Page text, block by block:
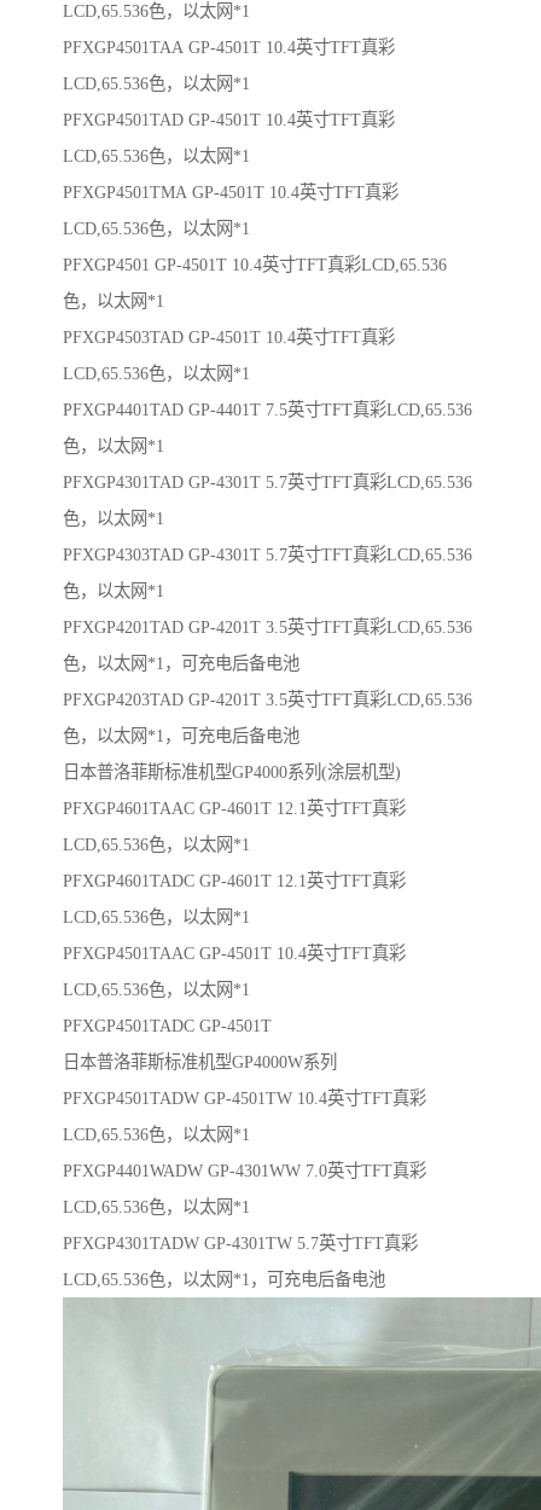
LCD,65.536色，以太网*1
PFXGP4501TAA GP-4501T 10.4英寸TFT真彩
LCD,65.536色，以太网*1
PFXGP4501TAD GP-4501T 10.4英寸TFT真彩
LCD,65.536色，以太网*1
PFXGP4501TMA GP-4501T 10.4英寸TFT真彩
LCD,65.536色，以太网*1
PFXGP4501 GP-4501T 10.4英寸TFT真彩LCD,65.536
色，以太网*1
PFXGP4503TAD GP-4501T 10.4英寸TFT真彩
LCD,65.536色，以太网*1
PFXGP4401TAD GP-4401T 7.5英寸TFT真彩LCD,65.536
色，以太网*1
PFXGP4301TAD GP-4301T 5.7英寸TFT真彩LCD,65.536
色，以太网*1
PFXGP4303TAD GP-4301T 5.7英寸TFT真彩LCD,65.536
色，以太网*1
PFXGP4201TAD GP-4201T 3.5英寸TFT真彩LCD,65.536
色，以太网*1，可充电后备电池
PFXGP4203TAD GP-4201T 3.5英寸TFT真彩LCD,65.536
色，以太网*1，可充电后备电池
日本普洛菲斯标准机型GP4000系列(涂层机型)
PFXGP4601TAAC GP-4601T 12.1英寸TFT真彩
LCD,65.536色，以太网*1
PFXGP4601TADC GP-4601T 12.1英寸TFT真彩
LCD,65.536色，以太网*1
PFXGP4501TAAC GP-4501T 10.4英寸TFT真彩
LCD,65.536色，以太网*1
PFXGP4501TADC GP-4501T
日本普洛菲斯标准机型GP4000W系列
PFXGP4501TADW GP-4501TW 10.4英寸TFT真彩
LCD,65.536色，以太网*1
PFXGP4401WADW GP-4301WW 7.0英寸TFT真彩
LCD,65.536色，以太网*1
PFXGP4301TADW GP-4301TW 5.7英寸TFT真彩
LCD,65.536色，以太网*1，可充电后备电池